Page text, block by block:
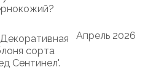
Апрель 2026